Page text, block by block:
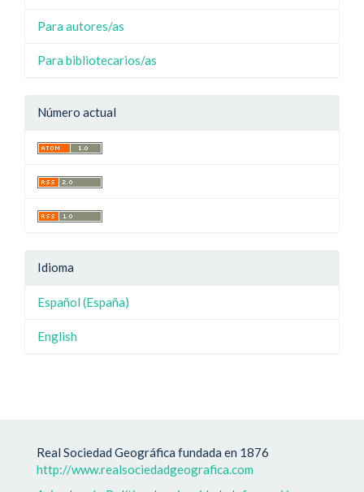
Para autores/as
Para bibliotecarios/as
Número actual
Idioma
Español (España)
English
Real Sociedad Geográfica fundada en 1876
http://www.realsociedadgeografica.com